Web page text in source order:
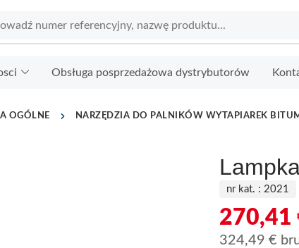
Obsługa posprzedażowa dystrybutorów
OGÓLNE NARZĘDZIA DO PALNIKÓW WYTAPIAREK
nr kat. : 2021
270,41
324,49 €